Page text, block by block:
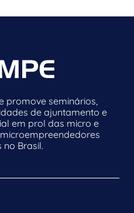
promove seminários,
de ajuntamento e
em prol das micro e
no Brasil.